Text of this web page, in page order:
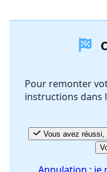
Ajouter un
Pour remonter
instructions dans
Vous avez réussi,